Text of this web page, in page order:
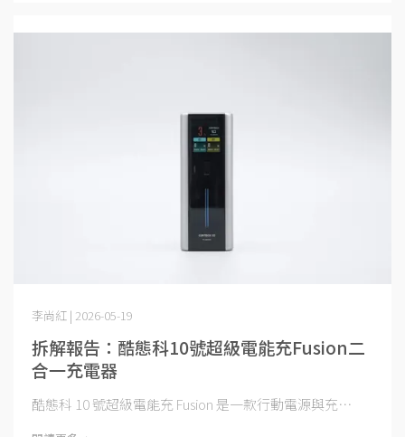
拆解報告：酷態科10號超級電能充Fusion二
合一充電器
李尚紅 | 2026-05-19
酷態科 10 號超級電能充 Fusion 是一款行動電源與充⋯